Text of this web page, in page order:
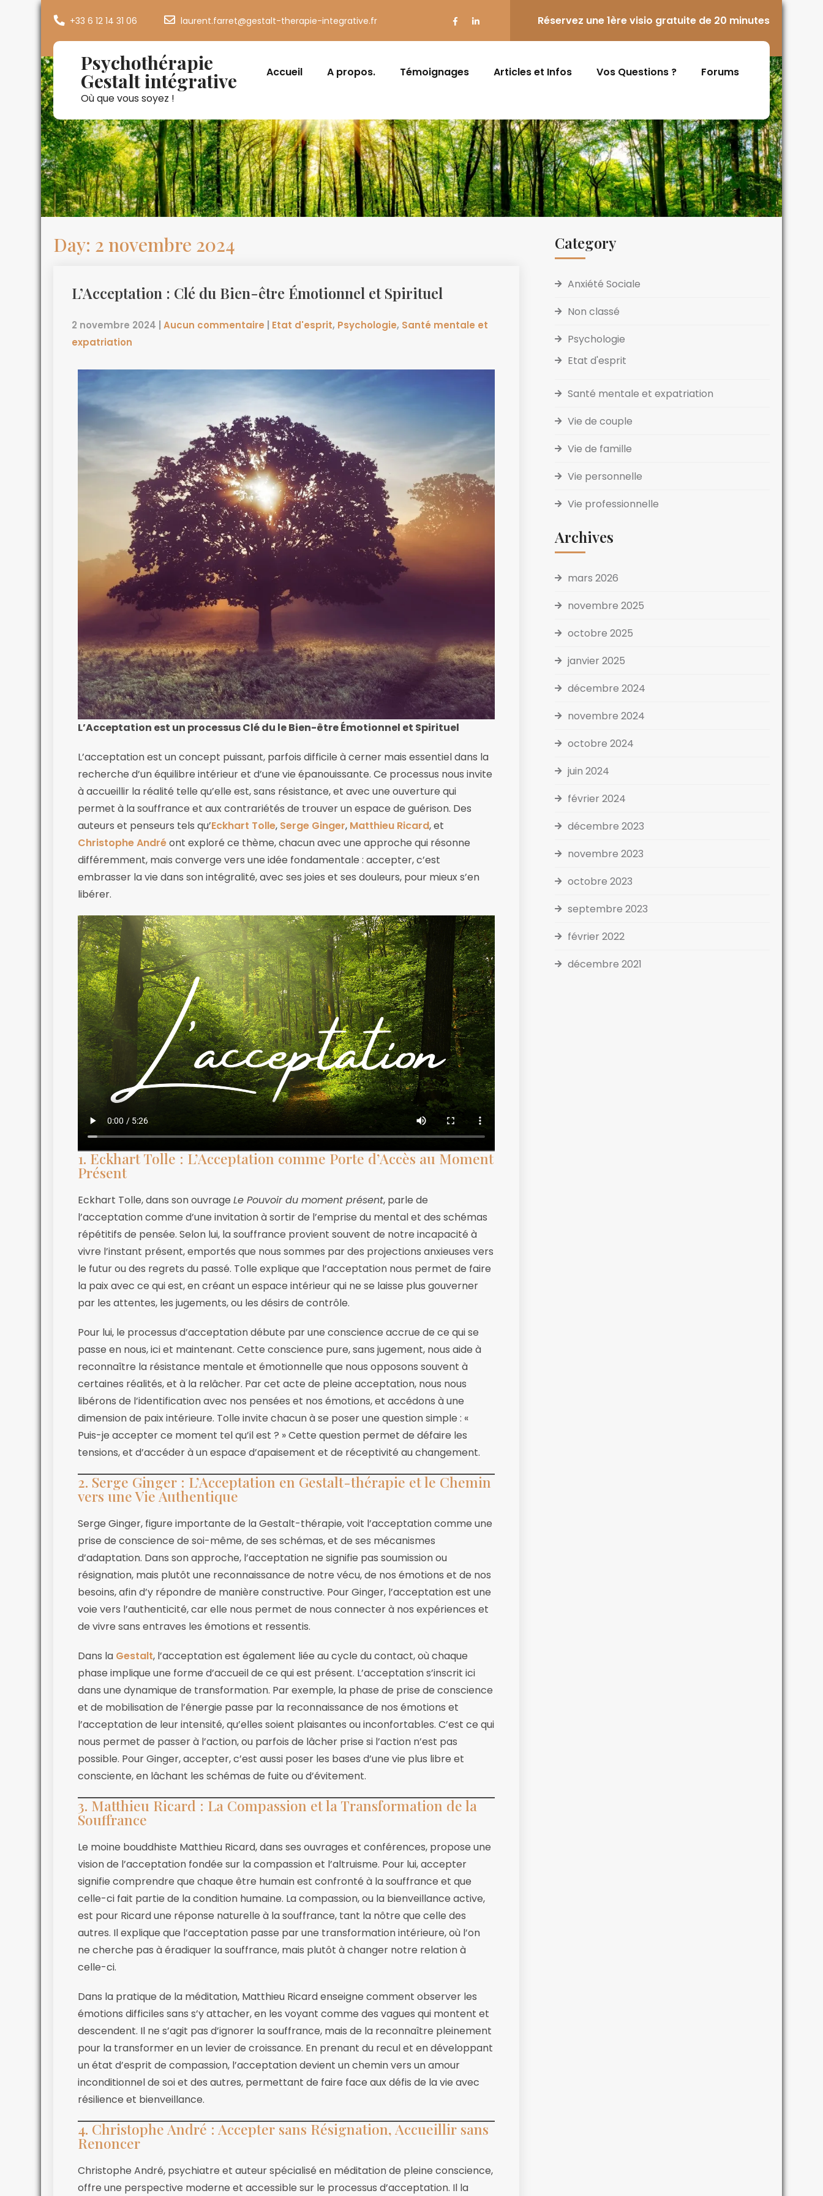
+33 6 12 14 31 06 laurent.farret@gestalt-therapie-integrative.fr Réservez une 1ère visio gratuite de 20 minutes
Psychothérapie
Gestalt intégrative
Où que vous soyez !
Accueil A propos. Témoignages Articles et Infos Vos Questions ? Forums
Day: 2 novembre 2024
L’Acceptation : Clé du Bien-être Émotionnel et Spirituel
2 novembre 2024 Aucun commentaire Etat d'esprit, Psychologie, Santé mentale et
expatriation
L’Acceptation est un processus Clé du le Bien-être Émotionnel et Spirituel
L’acceptation est un concept puissant, parfois difficile à cerner mais essentiel dans la
recherche d’un équilibre intérieur et d’une vie épanouissante. Ce processus nous invite
à accueillir la réalité telle qu’elle est, sans résistance, et avec une ouverture qui
permet à la souffrance et aux contrariétés de trouver un espace de guérison. Des
auteurs et penseurs tels qu’Eckhart Tolle, Serge Ginger, Matthieu Ricard, et
Christophe Andréont exploré ce thème, chacun avec une approche qui résonne
différemment, mais converge vers une idée fondamentale : accepter, c’est
embrasser la vie dans son intégralité, avec ses joies et ses douleurs, pour mieux s’en
libérer.
1. Eckhart Tolle : L’Acceptation comme Porte d’Accès au Moment
Présent
Eckhart Tolle, dans son ouvrage Le Pouvoir du moment présent, parle de
l’acceptation comme d’une invitation à sortir de l’emprise du mental et des schémas
répétitifs de pensée. Selon lui, la souffrance provient souvent de notre incapacité à
vivre l’instant présent, emportés que nous sommes par des projections anxieuses vers
le futur ou des regrets du passé. Tolle explique que l’acceptation nous permet de faire
la paix avec ce qui est, en créant un espace intérieur qui ne se laisse plus gouverner
par les attentes, les jugements, ou les désirs de contrôle.
Pour lui, le processus d’acceptation débute par une conscience accrue de ce qui se
passe en nous, ici et maintenant. Cette conscience pure, sans jugement, nous aide à
reconnaître la résistance mentale et émotionnelle que nous opposons souvent à
certaines réalités, et à la relâcher. Par cet acte de pleine acceptation, nous nous
libérons de l’identification avec nos pensées et nos émotions, et accédons à une
dimension de paix intérieure. Tolle invite chacun à se poser une question simple : «
Puis-je accepter ce moment tel qu’il est ? » Cette question permet de défaire les
tensions, et d’accéder à un espace d’apaisement et de réceptivité au changement.
2. Serge Ginger : L’Acceptation en Gestalt-thérapie et le Chemin
vers une Vie Authentique
Serge Ginger, figure importante de la Gestalt-thérapie, voit l’acceptation comme une
prise de conscience de soi-même, de ses schémas, et de ses mécanismes
d’adaptation. Dans son approche, l’acceptation ne signifie pas soumission ou
résignation, mais plutôt une reconnaissance de notre vécu, de nos émotions et de nos
besoins, afin d’y répondre de manière constructive. Pour Ginger, l’acceptation est une
voie vers l’authenticité, car elle nous permet de nous connecter à nos expériences et
de vivre sans entraves les émotions et ressentis.
Dans la Gestalt, l’acceptation est également liée au cycle du contact, où chaque
phase implique une forme d’accueil de ce qui est présent. L’acceptation s’inscrit ici
dans une dynamique de transformation. Par exemple, la phase de prise de conscience
et de mobilisation de l’énergie passe par la reconnaissance de nos émotions et
l’acceptation de leur intensité, qu’elles soient plaisantes ou inconfortables. C’est ce qui
nous permet de passer à l’action, ou parfois de lâcher prise si l’action n’est pas
possible. Pour Ginger, accepter, c’est aussi poser les bases d’une vie plus libre et
consciente, en lâchant les schémas de fuite ou d’évitement.
3. Matthieu Ricard : La Compassion et la Transformation de la
Souffrance
Le moine bouddhiste Matthieu Ricard, dans ses ouvrages et conférences, propose une
vision de l’acceptation fondée sur la compassion et l’altruisme. Pour lui, accepter
signifie comprendre que chaque être humain est confronté à la souffrance et que
celle-ci fait partie de la condition humaine. La compassion, ou la bienveillance active,
est pour Ricard une réponse naturelle à la souffrance, tant la nôtre que celle des
autres. Il explique que l’acceptation passe par une transformation intérieure, où l’on
ne cherche pas à éradiquer la souffrance, mais plutôt à changer notre relation à
celle-ci.
Dans la pratique de la méditation, Matthieu Ricard enseigne comment observer les
émotions difficiles sans s’y attacher, en les voyant comme des vagues qui montent et
descendent. Il ne s’agit pas d’ignorer la souffrance, mais de la reconnaître pleinement
pour la transformer en un levier de croissance. En prenant du recul et en développant
un état d’esprit de compassion, l’acceptation devient un chemin vers un amour
inconditionnel de soi et des autres, permettant de faire face aux défis de la vie avec
résilience et bienveillance.
4. Christophe André : Accepter sans Résignation, Accueillir sans
Renoncer
Christophe André, psychiatre et auteur spécialisé en méditation de pleine conscience,
offre une perspective moderne et accessible sur le processus d’acceptation. Il la
Category
Anxiété Sociale
Non classé
Psychologie
Etat d'esprit
Santé mentale et expatriation
Vie de couple
Vie de famille
Vie personnelle
Vie professionnelle
Archives
mars 2026
novembre 2025
octobre 2025
janvier 2025
décembre 2024
novembre 2024
octobre 2024
juin 2024
février 2024
décembre 2023
novembre 2023
octobre 2023
septembre 2023
février 2022
décembre 2021